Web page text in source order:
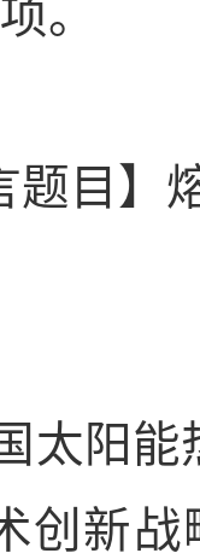
。
】熔
阳能
创新